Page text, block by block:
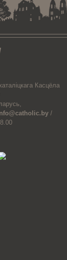
Касцёла
/